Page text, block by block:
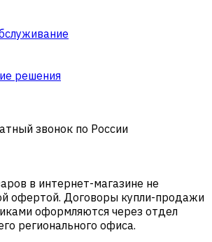
решения
звонок по России
в интернет-магазине не
офертой. Договоры купли-продажи
оформляются через отдел
регионального офиса.